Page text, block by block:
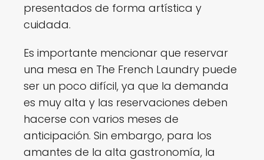
presentados de forma artística y
cuidada.
Es importante mencionar que reservar
una mesa en The French Laundry puede
ser un poco difícil, ya que la demanda
es muy alta y las reservaciones deben
hacerse con varios meses de
anticipación. Sin embargo, para los
amantes de la alta gastronomía, la